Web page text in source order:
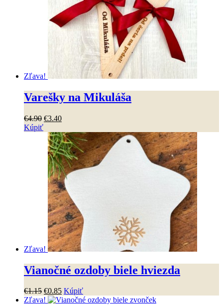
Zľava!
Varešky na Mikuláša
€4.90 Pôvodná
bola:
€4.90.
€3.40Aktuálna
je:
€3.40.
Kúpiť
variantov.
Možnosti
produktu.
Zľava!
Vianočné ozdoby biele hviezda
€1.15 Pôvodná
cena
€0.85Aktuálna
cena
Kúpiť
Zľava!